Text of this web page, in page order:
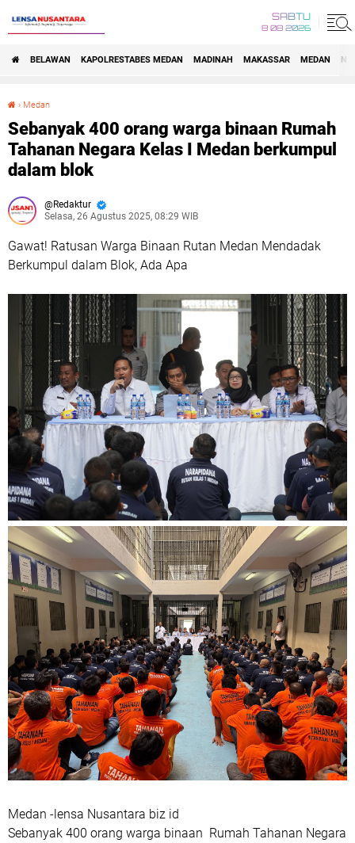
SABTU
8 08 2026
BELAWAN KAPOLRESTABES MEDAN MADINAH MAKASSAR MEDAN
› Medan
Sebanyak 400 orang warga binaan Rumah
Tahanan Negara Kelas I Medan berkumpul
dalam blok
Redaktur
Selasa, 26 Agustus 2025, 08:29 WIB
Gawat! Ratusan Warga Binaan Rutan Medan Mendadak
Berkumpul dalam Blok, Ada Apa
Medan -lensa Nusantara biz id
Sebanyak 400 orang warga binaan Rumah Tahanan Negara